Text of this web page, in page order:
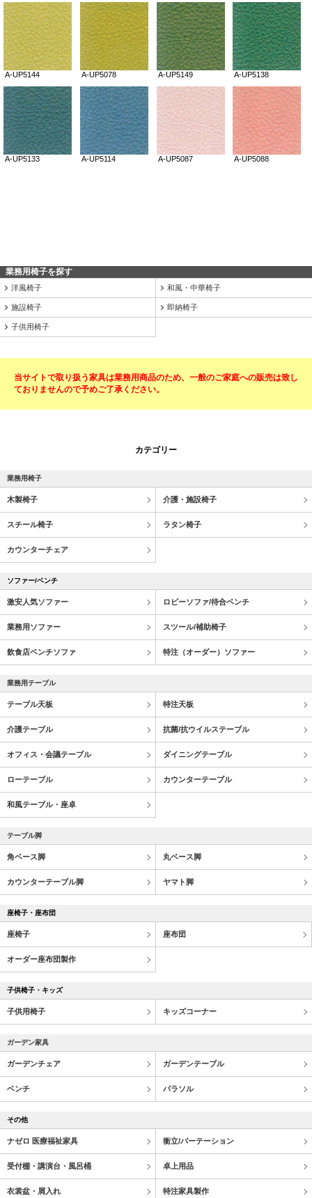
業務用椅子を探す
洋風椅子 和風・中華椅子
施設椅子 即納椅子
子供用椅子
当サイトで取り扱う家具は業務用商品のため、一般のご家庭への販売は致し
ておりませんので予めご了承ください。
カテゴリー
業務用椅子
木製椅子 介護・施設椅子
スチール椅子 ラタン椅子
カウンターチェア
ソファー/ベンチ
激安人気ソファー ロビーソファ/待合ベンチ
業務用ソファー スツール/補助椅子
飲食店ベンチソファ 特注（オーダー）ソファー
業務用テーブル
テーブル天板 特注天板
介護テーブル 抗菌/抗ウイルステーブル
オフィス・会議テーブル ダイニングテーブル
ローテーブル カウンターテーブル
和風テーブル・座卓
テーブル脚
角ベース脚 丸ベース脚
カウンターテーブル脚 ヤマト脚
座椅子・座布団
座椅子 座布団
オーダー座布団製作
子供椅子・キッズ
子供用椅子 キッズコーナー
ガーデン家具
ガーデンチェア ガーデンテーブル
ベンチ パラソル
その他
ナゼロ 医療福祉家具 衝立/パーテーション
受付棚・講演台・風呂桶 卓上用品
衣裳盆・屑入れ 特注家具製作